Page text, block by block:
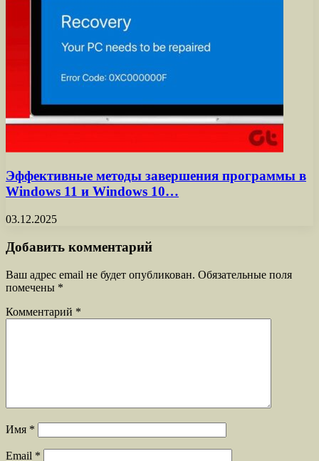
Эффективные методы завершения программы в
Windows 11 и Windows 10…
03.12.2025
Добавить комментарий
Ваш адрес email не будет опубликован. Обязательные поля
помечены *
Комментарий *
Имя *
Email *